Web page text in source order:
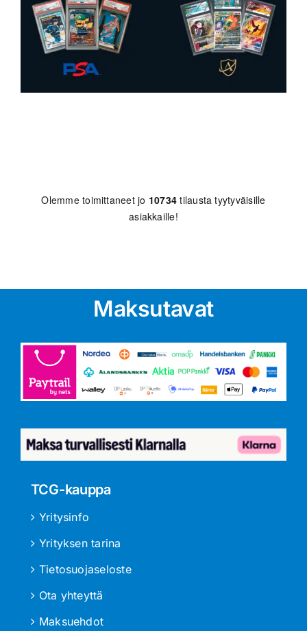
Olemme toimittaneet jo 10734 tilausta tyytyväisille
asiakkaille!
Maksutavat
TCG-kauppa
Yritysinfo
Yrityksen tarina
Tietosuojaseloste
Ota yhteyttä
Maksuehdot